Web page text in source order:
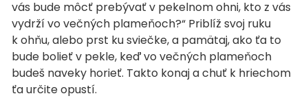
vás bude môcť prebývať v pekelnom ohni, kto z vás
vydrží vo večných plameňoch?“ Priblíž svoj ruku
k ohňu, alebo prst ku sviečke, a pamätaj, ako ťa to
bude bolieť v pekle, keď vo večných plameňoch
budeš naveky horieť. Takto konaj a chuť k hriechom
ťa určite opustí.